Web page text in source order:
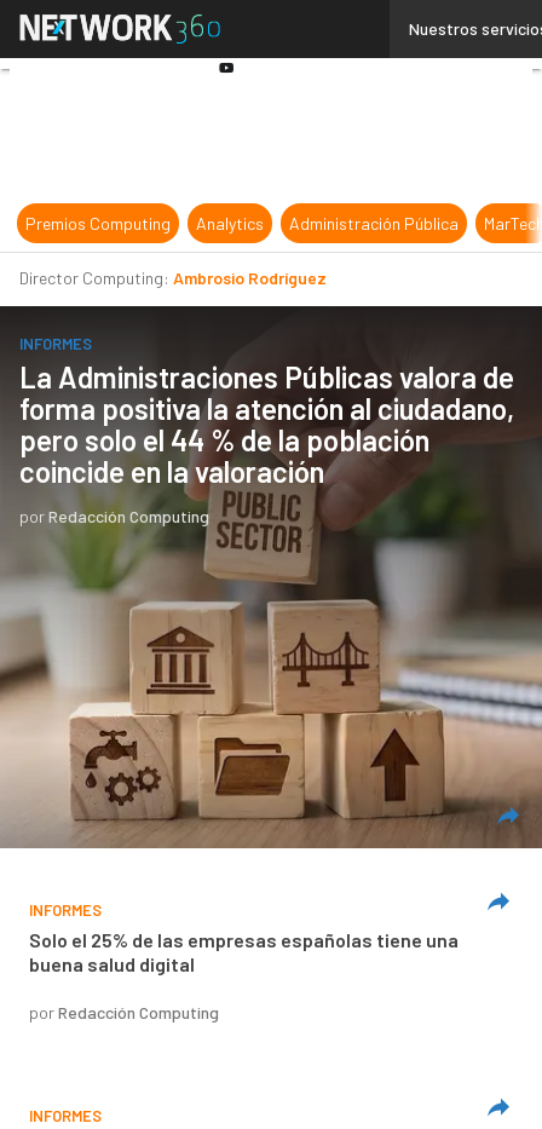
Nuestros
Premios Computing Analytics Administración Pública
Director Computing: Ambrosio Rodríguez
INFORMES
La Administraciones Públicas valora de
forma positiva la atención al ciudadano,
pero solo el 44 % de la población
coincide en la valoración
porRedacción Computing
INFORMES
Solo el 25% de las empresas españolas tiene una
buena salud digital
porRedacción Computing
INFORMES